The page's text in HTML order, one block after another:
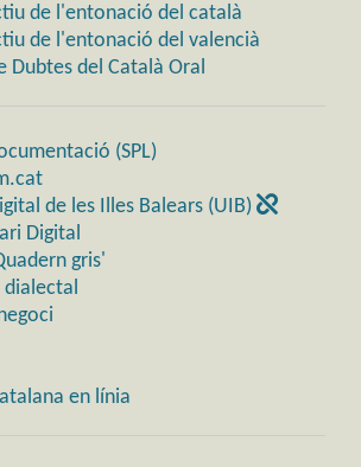
de l'entonació del català
de l'entonació del valencià
Dubtes del Català Oral
(SPL)
de les Illes Balears (UIB)
Digital
gris'
en línia